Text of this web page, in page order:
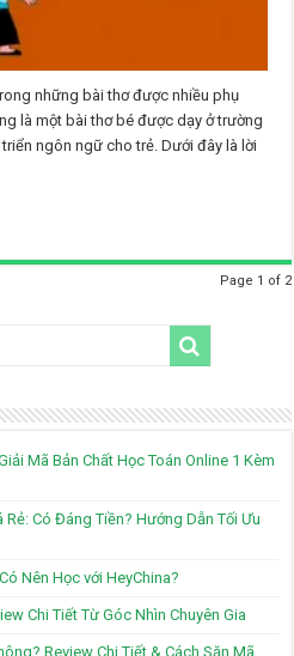
những bài thơ được nhiều phụ
là một bài thơ bé được dạy ở trường
ngôn ngữ cho trẻ. Dưới đây là lời
Page 1 of 2
Mã Bản Chất Học Toán Online 1 Kèm
Có Đáng Tiền? Hướng Dẫn Tối Ưu
Nên Học với HeyChina?
Chi Tiết Từ Góc Nhìn Chuyên Gia
Review Chi Tiết & Cách Săn Mã